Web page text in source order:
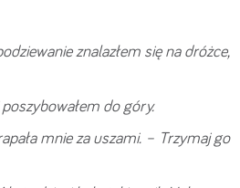
znalazłem się na dróżce,
do góry.
mnie za uszami. – Trzymaj go